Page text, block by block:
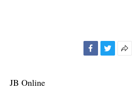
JB Online